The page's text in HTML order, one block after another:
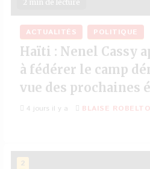
2 min de lecture
ACTUALITÉS POLITIQUE
Haïti : Nenel Cassy
à fédérer le camp
vue des prochaines
4 jours il y a BLAISE
2